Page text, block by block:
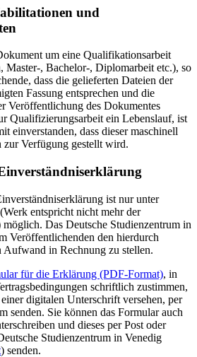
und
um eine Qualifikationsarbeit
Master-, Bachelor-, Diplomarbeit etc.), so
dass die gelieferten Dateien der
Fassung entsprechen und die
Veröffentlichung des Dokumentes
Qualifizierungsarbeit ein Lebenslauf, ist
einverstanden, dass dieser maschinell
zur Verfügung gestellt wird.
ist nur unter
entspricht nicht mehr der
Das Deutsche Studienzentrum in
Veröffentlichenden den hierdurch
Aufwand in Rechnung zu stellen.
für die Erklärung (PDF-Format), in
schriftlich zustimmen,
digitalen Unterschrift versehen, per
senden. Sie können das Formular auch
und dieses per Post oder
Studienzentrum in Venedig
) senden.